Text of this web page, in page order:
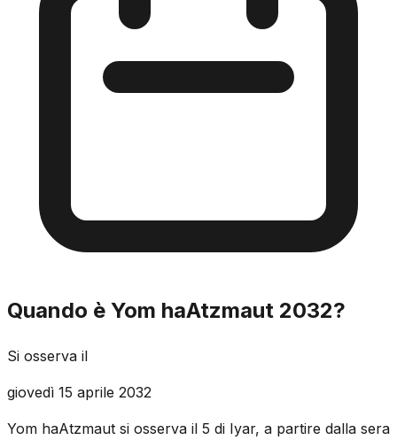
Quando è Yom haAtzmaut 2032?
Si osserva il
giovedì 15 aprile 2032
Yom haAtzmaut si osserva il 5 di Iyar, a partire dalla sera